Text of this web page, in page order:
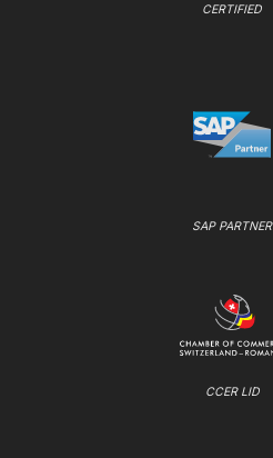
CERTIFIED
SAP PARTNER
CCER LID